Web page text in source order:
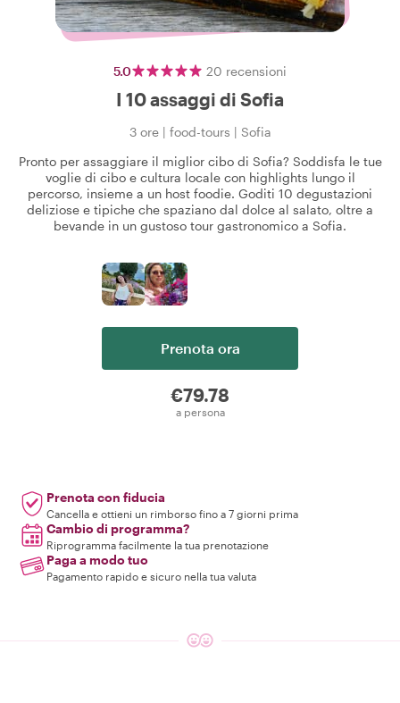
5.0 20 recensioni
I 10 assaggi di Sofia
3 ore| food-tours | Sofia
Pronto per assaggiare il miglior cibo di Sofia? Soddisfa le tue
voglie di cibo e cultura locale con highlights lungo il
percorso, insieme a un host foodie. Goditi 10 degustazioni
deliziose e tipiche che spaziano dal dolce al salato, oltre a
bevande in un gustoso tour gastronomico a Sofia.
Prenota ora
€79.78
a persona
Prenota con fiducia
Cancella e ottieni un rimborso fino a 7 giorni prima
Cambio di programma?
Riprogramma facilmente la tua prenotazione
Paga a modo tuo
Pagamento rapido e sicuro nella tua valuta